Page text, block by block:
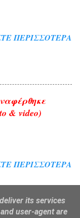
ΠΕΡΙΣΣΌΤΕΡΑ
& video)
ΠΕΡΙΣΣΌΤΕΡΑ
its services
user-agent are